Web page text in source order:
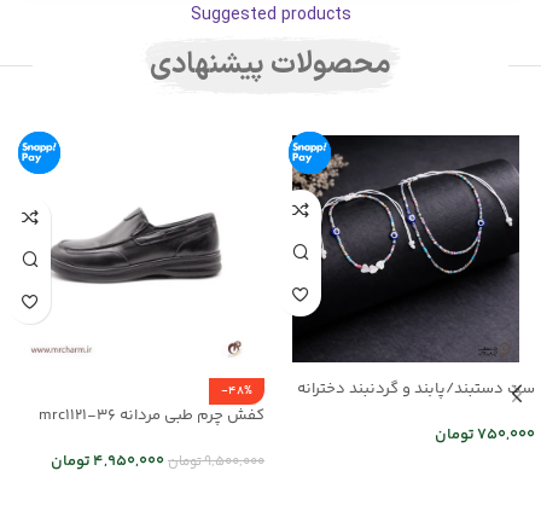
Suggested products
محصولات پیشنهادی
ست دستبند/پابند و گردنبند دخترانه
750,000تومان
-48%
کفش چرم طبی مردانه mrc1121-36
9,500,000تومان4,950,000تومان